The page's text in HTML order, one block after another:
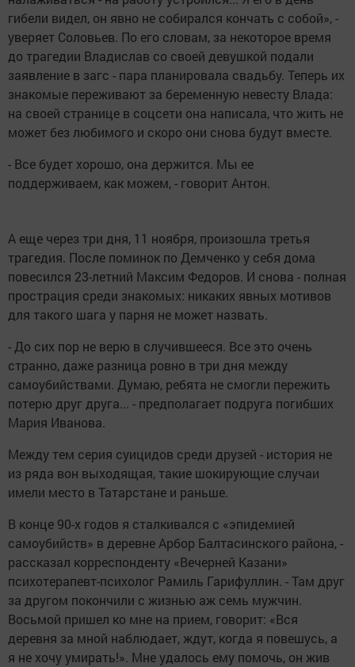
гибели видел, он явно не собирался кончать с собой», -
уверяет Соловьев. По его словам, за некоторое время
до трагедии Владислав со своей девушкой подали
заявление в загс - пара планировала свадьбу. Теперь их
знакомые переживают за беременную невесту Влада:
на своей странице в соцсети она написала, что жить не
может без любимого и скоро они снова будут вместе.
- Все будет хорошо, она держится. Мы ее
поддерживаем, как можем, - говорит Антон.
А еще через три дня, 11 ноября, произошла третья
трагедия. После поминок по Демченко у себя дома
повесился 23-летний Максим Федоров. И снова - полная
прострация среди знакомых: никаких явных мотивов
для такого шага у парня не может назвать.
- До сих пор не верю в случившееся. Все это очень
странно, даже разница ровно в три дня между
самоубийствами. Думаю, ребята не смогли пережить
потерю друг друга... - предполагает подруга погибших
Мария Иванова.
Между тем серия суицидов среди друзей - история не
из ряда вон выходящая, такие шокирующие случаи
имели место в Татарстане и раньше.
В конце 90-х годов я сталкивался с «эпидемией
самоубийств» в деревне Арбор Балтасинского района, -
рассказал корреспонденту «Вечерней Казани»
психотерапевт-психолог Рамиль Гарифуллин. - Там друг
за другом покончили с жизнью аж семь мужчин.
Восьмой пришел ко мне на прием, говорит: «Вся
деревня за мной наблюдает, ждут, когда я повешусь, а
я не хочу умирать!». Мне удалось ему помочь, он жив